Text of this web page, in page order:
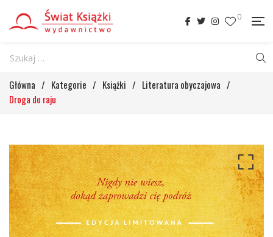
0
Główna / Kategorie / Książki / Literatura obyczajowa /
Droga do raju